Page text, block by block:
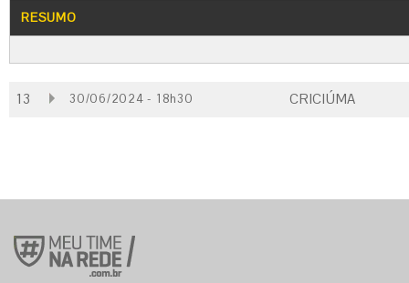
RESUMO
13 30/06/2024 - 18h30 CRICIÚMA